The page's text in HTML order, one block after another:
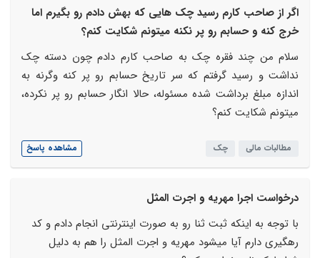
اگر از صاحب کارم رسید چک هایی که بهش دادم رو بگیرم اما
خرج کنه و حسابم رو پر نکنه میتونم شکایت کنم؟
سلام من چند فقره چک به صاحب کارم دادم چون دسته چک
نداشت و رسید گرفتم که سر تاریخ حسابم رو پر کنه وگرنه به
اندازه مبلغ برداشت شده مسئوله، حالا انگار حسابم رو پر نکرده،
میتونم شکایت کنم؟
مطالبات مالی چک مشاهده پاسخ
درخواست اجرا مهریه و اجرت المثل
با توجه به اینکه ثبت ثنا رو به صورت اینترنتی انجام دادم و کد
رهگیری دارم آیا میشود مهریه و اجرت المثل را هم به دلیل